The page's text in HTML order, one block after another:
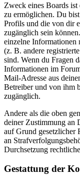
Zweck eines Boards ist
zu ermöglichen. Du
Profils und die von dir
zugänglich sein
einzelne Informationen
(z. B. andere
sind. Wenn du Fragen
Informationen im
Mail-Adresse aus
Betreiber und von ihm
zugänglich.
Andere als die oben
deiner Zustimmung an
auf Grund gesetzlicher
an
Durchsetzung
Gestattung der